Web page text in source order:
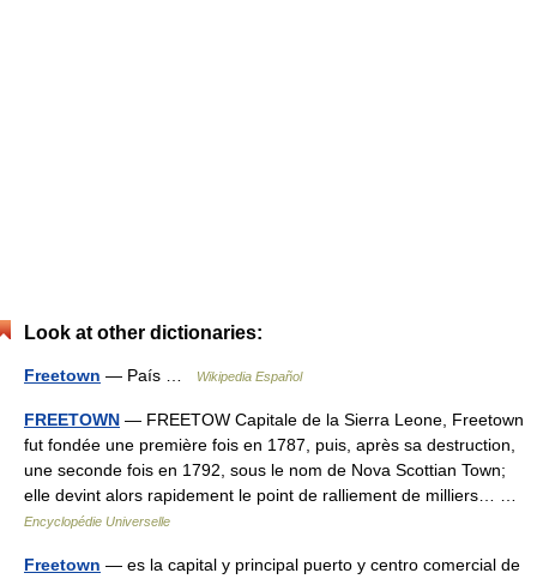
Look at other dictionaries:
Freetown — País … Wikipedia Español
FREETOWN — FREETOW Capitale de la Sierra Leone, Freetown
fut fondée une première fois en 1787, puis, après sa destruction,
une seconde fois en 1792, sous le nom de Nova Scottian Town;
elle devint alors rapidement le point de ralliement de milliers… …
Encyclopédie Universelle
Freetown — es la capital y principal puerto y centro comercial de